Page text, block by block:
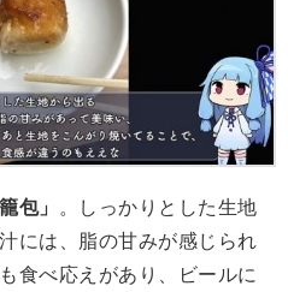
包」
。しっかりとした生地
には、脂の甘みが感じられ
食べ応えがあり、ビールに